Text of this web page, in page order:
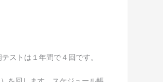
ストは１年間で４回です。